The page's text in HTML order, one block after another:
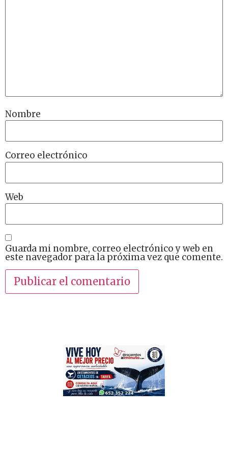
Nombre
Correo electrónico
Web
Guarda mi nombre, correo electrónico y web en
este navegador para la próxima vez que comente.